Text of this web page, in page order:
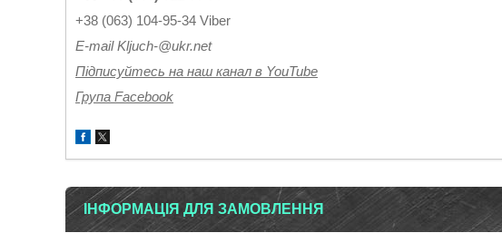
+38 (063) 104-95-34 Viber
Е-mail Kljuch-@ukr.net
Підписуйтесь на наш канал в YouTube
Група Facebook
ІНФОРМАЦІЯ ДЛЯ ЗАМОВЛЕННЯ